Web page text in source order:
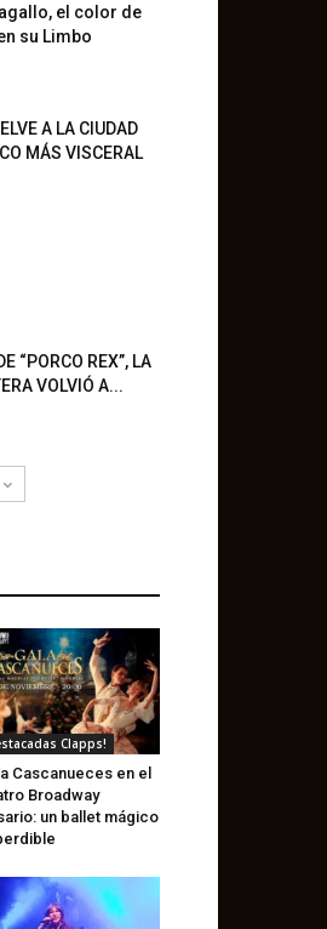
el color de
su Limbo
A LA CIUDAD
MÁS VISCERAL
“PORCO REX”, LA
VOLVIÓ A...
Clapps!
Cascanueces en el
Broadway
un ballet mágico